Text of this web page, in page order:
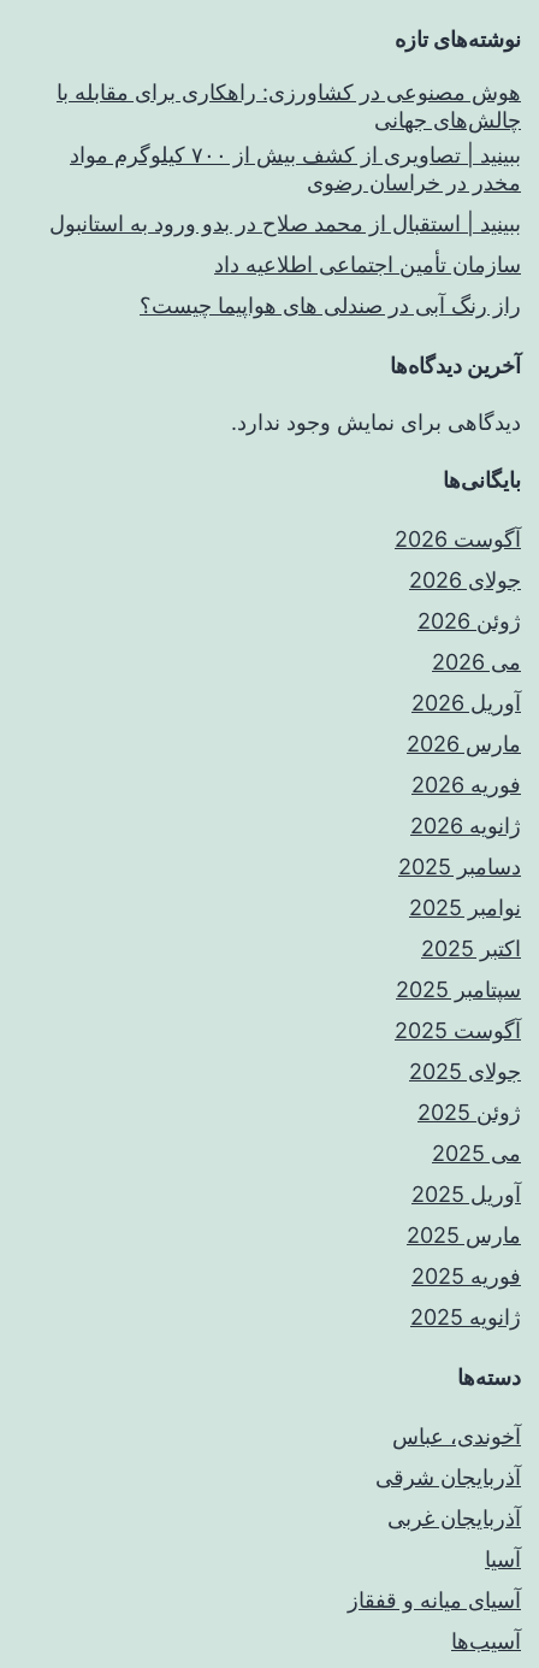
نوشته‌های تازه
هوش مصنوعی در کشاورزی: راهکاری برای مقابله با
چالش‌های جهانی
ببینید | تصاویری از کشف بیش از ۷۰۰ کیلوگرم مواد
مخدر در خراسان رضوی
ببینید | استقبال از محمد صلاح در بدو ورود به استانبول
سازمان تأمین اجتماعی اطلاعیه داد
راز رنگ آبی در صندلی های هواپیما چیست؟
آخرین دیدگاه‌ها
دیدگاهی برای نمایش وجود ندارد.
بایگانی‌ها
آگوست 2026
جولای 2026
ژوئن 2026
می 2026
آوریل 2026
مارس 2026
فوریه 2026
ژانویه 2026
دسامبر 2025
نوامبر 2025
اکتبر 2025
سپتامبر 2025
آگوست 2025
جولای 2025
ژوئن 2025
می 2025
آوریل 2025
مارس 2025
فوریه 2025
ژانویه 2025
دسته‌ها
آخوندی، عباس
آذربایجان شرقی
آذربایجان غربی
آسیا
آسیای میانه و قفقاز
آسیب‌ها